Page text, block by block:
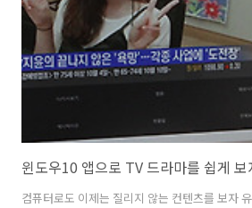
만 모아둔 카테고리 입니다. 방송국에서 방송을
윈도우10 앱으로 TV 드라마를 쉽게
컴퓨터로도 이제는 질리지 않는 컨텐츠를 보자